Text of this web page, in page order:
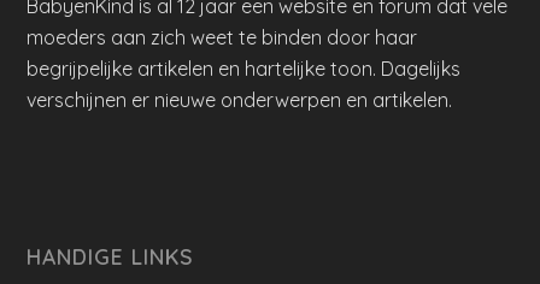
BabyenKind is al 12 jaar een website en forum dat vele
moeders aan zich weet te binden door haar
begrijpelijke artikelen en hartelijke toon. Dagelijks
verschijnen er nieuwe onderwerpen en artikelen.
HANDIGE LINKS